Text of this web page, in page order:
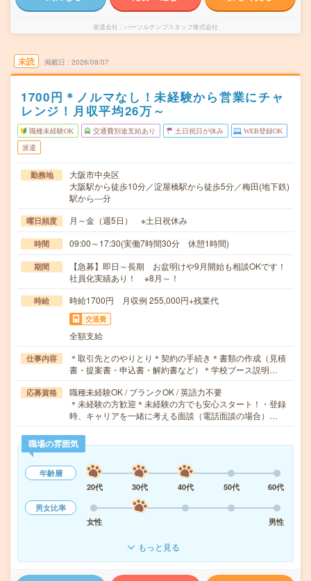
派遣会社 パーソルテンプスタッフ株式会社
未読 掲載日 2026/08/07
1700円＊ノルマなし！未経験から営業にチャ
レンジ！月収平均26万～
職種未経験OK 交通費別途支給あり 土日祝日が休み WEB登録OK
派遣
勤務地
大阪市中央区
大阪駅から徒歩10分／淀屋橋駅から徒歩5分／梅田(地下鉄)
駅から---分
曜日頻度 月～金（週5日） ※土日祝休み
時間 09:00～17:30(実働7時間30分 休憩1時間)
期間
【急募】即日～長期 お盆明けや9月開始も相談OKです！
社員化実績あり！ ※8月～！
時給 時給1700円 月収例 255,000円+残業代
交通費
全額支給
仕事内容
＊取引先とのやりとり＊契約の手続き＊書類の作成（見積
書・提案書・申込書・解約書など）＊学校ブース説明…
応募資格
職種未経験OK / ブランクOK / 英語力不要
＊未経験の方歓迎＊未経験の方でも安心スタート！・登録
時、キャリアを一緒に考える面談（電話面談の場合）…
職場の雰囲気
年齢層
20代
30代 40代 50代
60代
男女比率
女性
男性
もっと見る